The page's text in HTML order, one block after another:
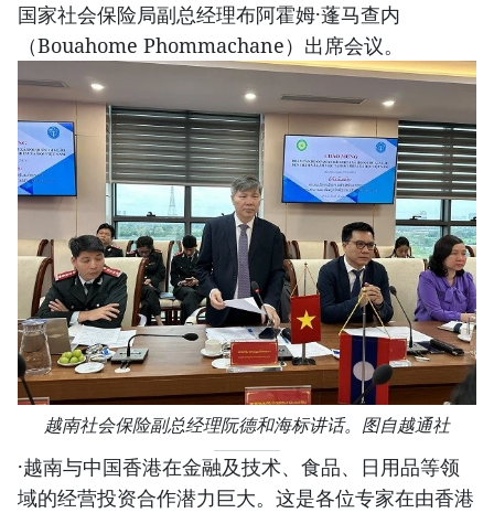
国家社会保险局副总经理布阿霍姆·蓬马查内
（Bouahome Phommachane）出席会议。
越南社会保险副总经理阮德和海标讲话。图自越通社
·越南与中国香港在金融及技术、食品、日用品等领
域的经营投资合作潜力巨大。这是各位专家在由香港